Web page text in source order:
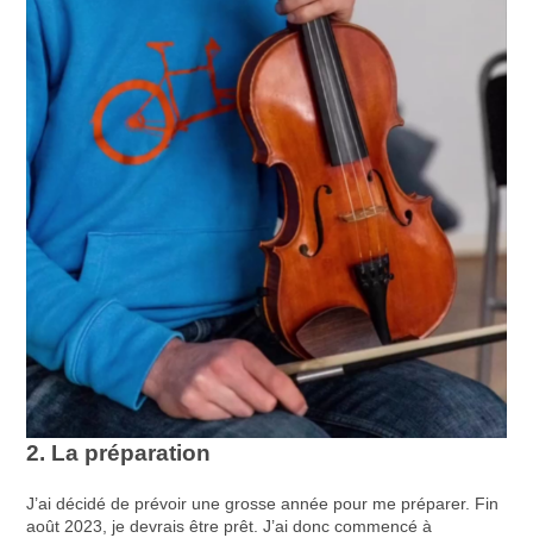
2. La préparation
J’ai décidé de prévoir une grosse année pour me préparer. Fin
août 2023, je devrais être prêt. J’ai donc commencé à